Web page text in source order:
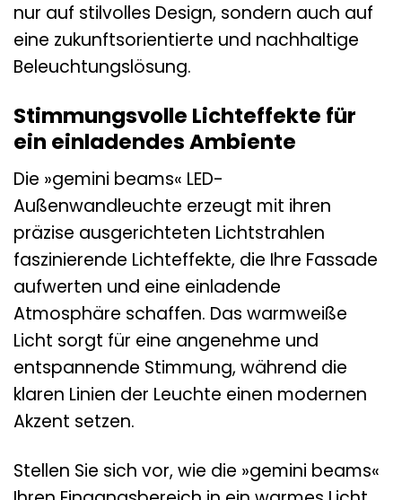
nur auf stilvolles Design, sondern auch auf
eine zukunftsorientierte und nachhaltige
Beleuchtungslösung.
Stimmungsvolle Lichteffekte für
ein einladendes Ambiente
Die »gemini beams« LED-
Außenwandleuchte erzeugt mit ihren
präzise ausgerichteten Lichtstrahlen
faszinierende Lichteffekte, die Ihre Fassade
aufwerten und eine einladende
Atmosphäre schaffen. Das warmweiße
Licht sorgt für eine angenehme und
entspannende Stimmung, während die
klaren Linien der Leuchte einen modernen
Akzent setzen.
Stellen Sie sich vor, wie die »gemini beams«